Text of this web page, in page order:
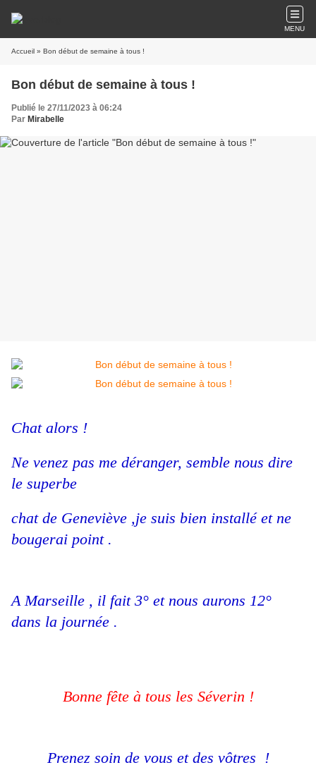
MENU
Accueil » Bon début de semaine à tous !
Bon début de semaine à tous !
Publié le 27/11/2023 à 06:24
Par Mirabelle
Chat alors !
Ne venez pas me déranger, semble nous dire
le superbe
chat de Geneviève ,je suis bien installé et ne
bougerai point .
A Marseille , il fait 3° et nous aurons 12°
dans la journée .
Bonne fête à tous les Séverin !
Prenez soin de vous et des vôtres !